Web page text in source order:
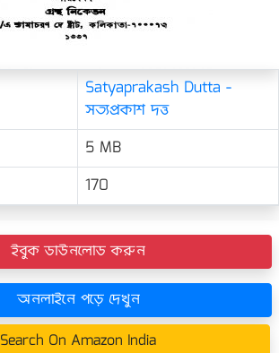
Satyaprakash Dutta -
সত্যপ্রকাশ দত্ত
5 MB
170
ইবুক ডাউনলোড করুন
অনলাইনে পড়ে দেখুন
Search On Amazon India